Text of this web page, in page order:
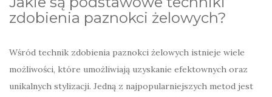
zdobienia paznokci żelowych?
Wśród technik zdobienia paznokci żelowych istnieje wiele
możliwości, które umożliwiają uzyskanie efektownych oraz
unikalnych stylizacji. Jedną z najpopularniejszych metod jest